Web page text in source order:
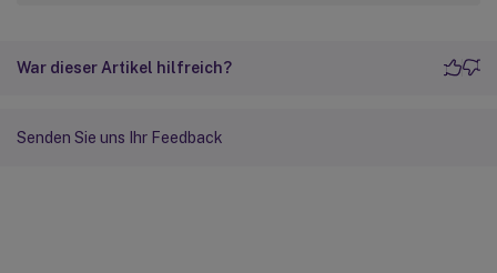
War dieser Artikel hilfreich?
Senden Sie uns Ihr Feedback